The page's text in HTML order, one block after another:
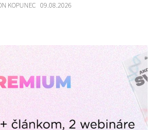
KOPUNEC 09.08.2026